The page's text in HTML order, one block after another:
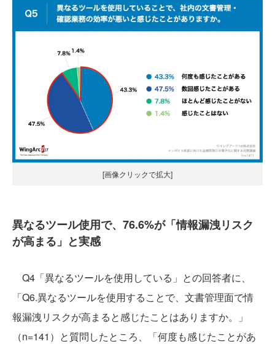
[画像クリックで拡大]
異なるツール使用で、76.6%が「情報漏洩リスク
が高まる」と実感
Q4「異なるツールを使用している」との回答者に、
「Q6.異なるツールを使用することで、文書管理面で情
報漏洩リスクが高まると感じたことはありますか。」
（n=141）と質問したところ、「何度も感じたことがあ